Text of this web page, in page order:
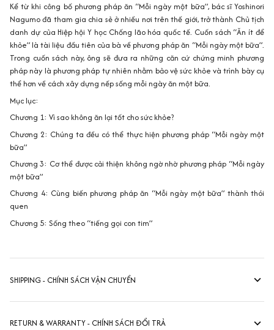
Kể từ khi công bố phương pháp ăn “Mỗi ngày một bữa”, bác sĩ Yoshinori
Nagumo đã tham gia chia sẻ ở nhiều nơi trên thế giới, trở thành Chủ tịch
danh dự của Hiệp hội Y học Chống lão hóa quốc tế. Cuốn sách “Ăn ít để
khỏe” là tài liệu đầu tiên của bà về phương pháp ăn “Mỗi ngày một bữa”.
Trong cuốn sách này, ông sẽ đưa ra những căn cứ chứng minh phương
pháp này là phương pháp tự nhiên nhằm bảo vệ sức khỏe và trình bày cụ
thể hơn về cách xây dựng nếp sống mỗi ngày ăn một bữa.
Mục lục:
Chương 1: Vì sao không ăn lại tốt cho sức khỏe?
Chương 2: Chúng ta đều có thể thực hiện phương pháp “Mỗi ngày một
bữa”
Chương 3: Cơ thể được cải thiện không ngờ nhờ phương pháp “Mỗi ngày
một bữa”
Chương 4: Cùng biến phương pháp ăn “Mỗi ngày một bữa” thành thói
quen
Chương 5: Sống theo “tiếng gọi con tim”
SHIPPING - CHÍNH SÁCH VẬN CHUYỂN
RETURN & WARRANTY - CHÍNH SÁCH ĐỔI TRẢ